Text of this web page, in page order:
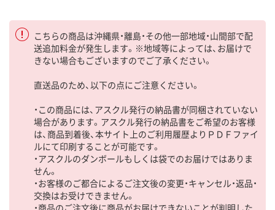
こちらの商品は沖縄県・離島・その他一部地域・山間部で配
送追加料金が発生します。※地域等によっては、お届けで
きない場合もございますのでご了承ください。
直送品のため、以下の点にご注意ください。
・この商品には、アスクル発行の納品書が同梱されていない
場合があります。アスクル発行の納品書をご希望のお客様
は、商品到着後、本サイト上のご利用履歴よりＰＤＦファイ
ルにて印刷することが可能です。
・アスクルのダンボールもしくは袋でのお届けではありま
せん。
・お客様のご都合によるご注文後の変更・キャンセル・返品・
交換はお受けできません。